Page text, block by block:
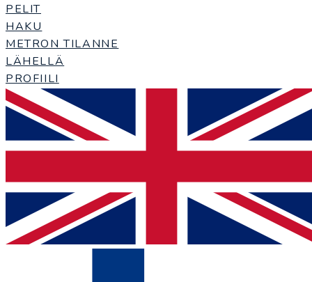
PELIT
HAKU
METRON TILANNE
LÄHELLÄ
PROFIILI